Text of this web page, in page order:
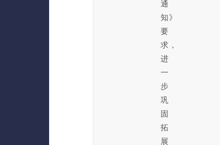
通
知》
要
求，
进
一
步
巩
固
拓
展